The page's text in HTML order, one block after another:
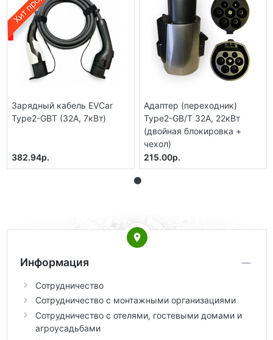
Зарядный кабель EVCar
Type2-GBT (32A, 7кВт)
382.94р.
Адаптер (переходник)
Type2-GB/T 32A, 22кВт
(двойная блокировка +
чехол)
215.00р.
Информация
Сотрудничество
Сотрудничество с монтажными организациями
Сотрудничество с отелями, гостевыми домами и
агроусадьбами